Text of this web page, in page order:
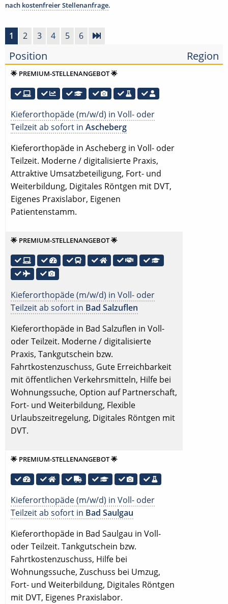
nach kostenfreier Stellenanfrage.
1 2 3 4 5 6
Position Region
🌟 PREMIUM-STELLENANGEBOT 🌟
Kieferorthopäde (m/w/d) in Voll- oder
Teilzeit ab sofort in Ascheberg
Kieferorthopäde in Ascheberg in Voll- oder
Teilzeit. Moderne / digitalisierte Praxis,
Attraktive Umsatzbeteiligung, Fort- und
Weiterbildung, Digitales Röntgen mit DVT,
Eigenes Praxislabor, Eigenen
Patientenstamm.
🌟 PREMIUM-STELLENANGEBOT 🌟
Kieferorthopäde (m/w/d) in Voll- oder
Teilzeit ab sofort in Bad Salzuflen
Kieferorthopäde in Bad Salzuflen in Voll-
oder Teilzeit. Moderne / digitalisierte
Praxis, Tankgutschein bzw.
Fahrtkostenzuschuss, Gute Erreichbarkeit
mit öffentlichen Verkehrsmitteln, Hilfe bei
Wohnungssuche, Option auf Partnerschaft,
Fort- und Weiterbildung, Flexible
Urlaubszeitregelung, Digitales Röntgen mit
DVT.
🌟 PREMIUM-STELLENANGEBOT 🌟
Kieferorthopäde (m/w/d) in Voll- oder
Teilzeit ab sofort in Bad Saulgau
Kieferorthopäde in Bad Saulgau in Voll-
oder Teilzeit. Tankgutschein bzw.
Fahrtkostenzuschuss, Hilfe bei
Wohnungssuche, Zuschuss bei Umzug,
Fort- und Weiterbildung, Digitales Röntgen
mit DVT, Eigenes Praxislabor.